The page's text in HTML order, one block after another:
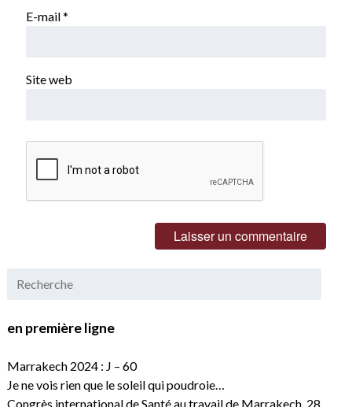
E-mail*
Site web
en première ligne
Marrakech 2024 : J – 60
Je ne vois rien que le soleil qui poudroie…
Congrès international de Santé au travail de Marrakech, 28